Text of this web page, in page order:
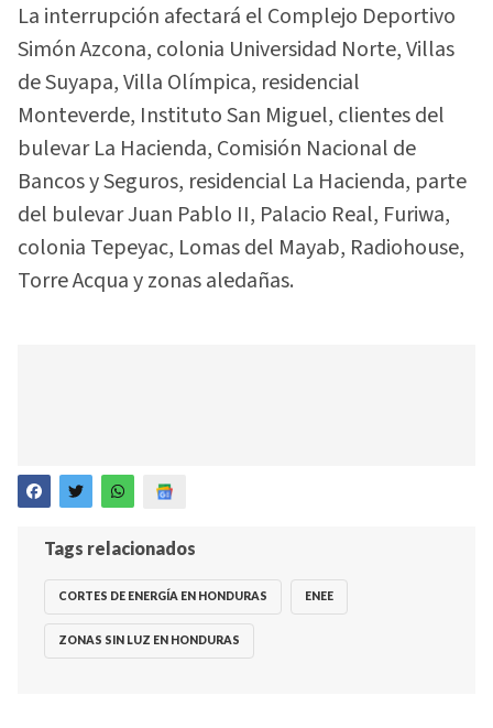
La interrupción afectará el Complejo Deportivo
Simón Azcona, colonia Universidad Norte, Villas
de Suyapa, Villa Olímpica, residencial
Monteverde, Instituto San Miguel, clientes del
bulevar La Hacienda, Comisión Nacional de
Bancos y Seguros, residencial La Hacienda, parte
del bulevar Juan Pablo II, Palacio Real, Furiwa,
colonia Tepeyac, Lomas del Mayab, Radiohouse,
Torre Acqua y zonas aledañas.
Tags relacionados
CORTES DE ENERGÍA EN HONDURAS ENEE
ZONAS SIN LUZ EN HONDURAS